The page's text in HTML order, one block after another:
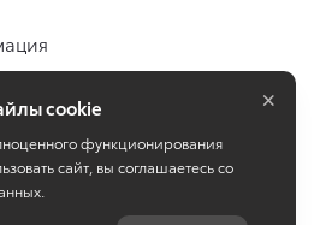
cookie
функционирования
сайт, вы соглашаетесь со
×